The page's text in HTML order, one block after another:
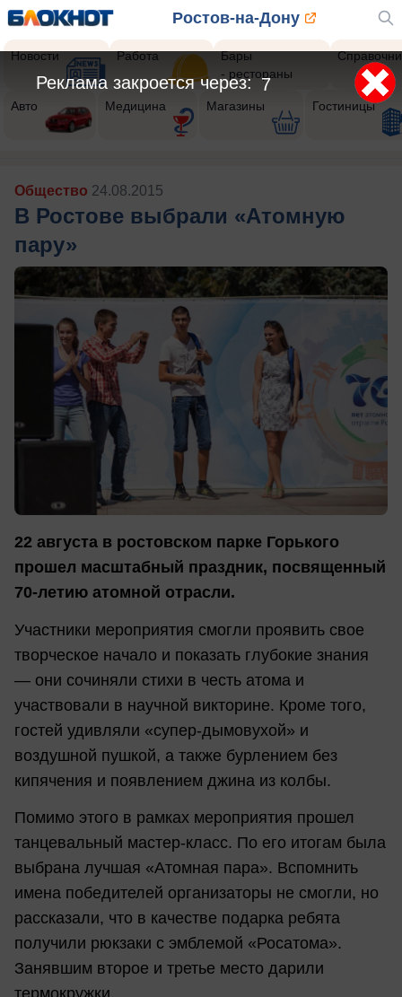
Ростов-на-Дону
Новости Работа
Бары
- рестораны
Авто Медицина Магазины Гостиницы
Общество 24.08.2015
В Ростове выбрали «Атомную
пару»
22 августа в ростовском парке Горького
прошел масштабный праздник, посвященный
70-летию атомной отрасли.
Участники мероприятия смогли проявить свое
творческое начало и показать глубокие знания
— они сочиняли стихи в честь атома и
участвовали в научной викторине. Кроме того,
гостей удивляли «супер-дымовухой» и
воздушной пушкой, а также бурлением без
кипячения и появлением джина из колбы.
Помимо этого в рамках мероприятия прошел
танцевальный мастер-класс. По его итогам была
выбрана лучшая «Атомная пара». Вспомнить
имена победителей организаторы не смогли, но
рассказали, что в качестве подарка ребята
получили рюкзаки с эмблемой «Росатома».
Занявшим второе и третье место дарили
4
Реклама закроется через: